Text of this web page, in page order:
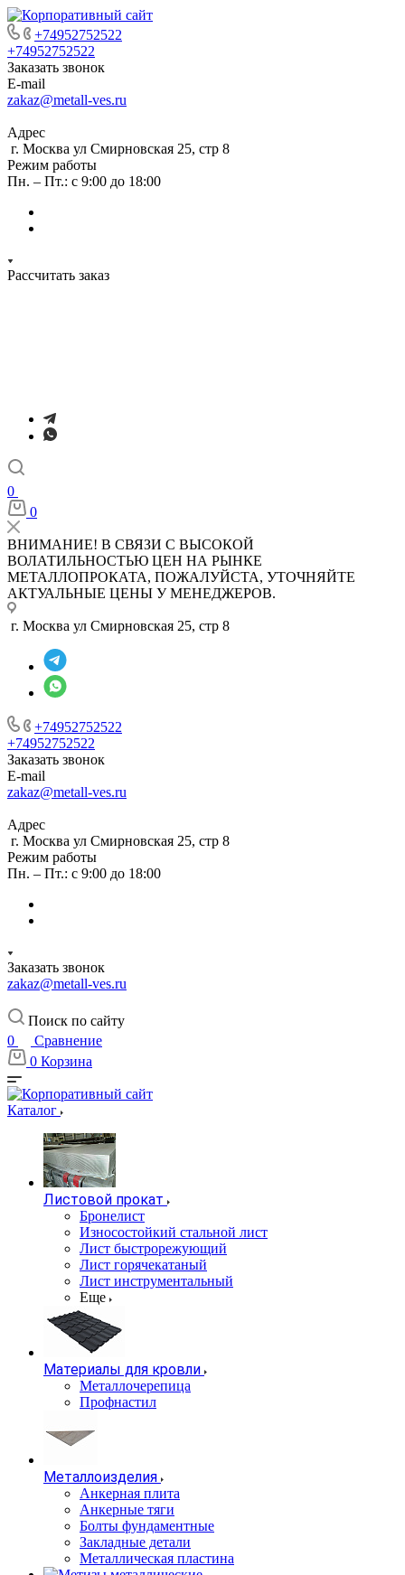
+74952752522
+74952752522
Заказать звонок
E-mail
zakaz@metall-ves.ru
Адрес
г. Москва ул Смирновская 25, стр 8
Режим работы
Пн. – Пт.: с 9:00 до 18:00
Рассчитать заказ
0
0
ВНИМАНИЕ! В СВЯЗИ С ВЫСОКОЙ
ВОЛАТИЛЬНОСТЬЮ ЦЕН НА РЫНКЕ
МЕТАЛЛОПРОКАТА, ПОЖАЛУЙСТА, УТОЧНЯЙТЕ
АКТУАЛЬНЫЕ ЦЕНЫ У МЕНЕДЖЕРОВ.
г. Москва ул Смирновская 25, стр 8
+74952752522
+74952752522
Заказать звонок
E-mail
zakaz@metall-ves.ru
Адрес
г. Москва ул Смирновская 25, стр 8
Режим работы
Пн. – Пт.: с 9:00 до 18:00
Заказать звонок
zakaz@metall-ves.ru
Поиск по сайту
0
Сравнение
0 Корзина
Каталог
Листовой прокат
Бронелист
Износостойкий стальной лист
Лист быстрорежующий
Лист горячекатаный
Лист инструментальный
Еще
Материалы для кровли
Металлочерепица
Профнастил
Металлоизделия
Анкерная плита
Анкерные тяги
Болты фундаментные
Закладные детали
Металлическая пластина